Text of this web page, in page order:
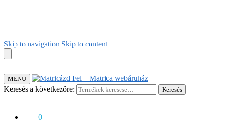
Skip to navigation Skip to content
MENU
Keresés a következőre: Keresés
0